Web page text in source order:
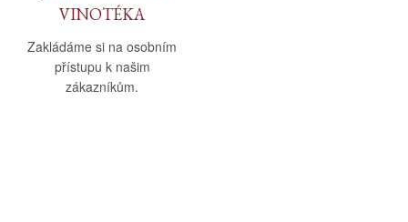
VINOTÉKA
Zakládáme si na osobním
přístupu k našim
zákazníkům.